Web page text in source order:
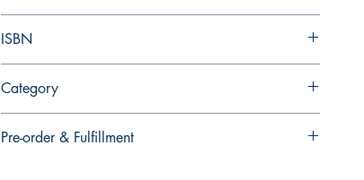
ISBN
Category
Pre-order & Fulfillment